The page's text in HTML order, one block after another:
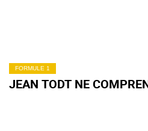
FORMULE 1
JEAN TODT NE